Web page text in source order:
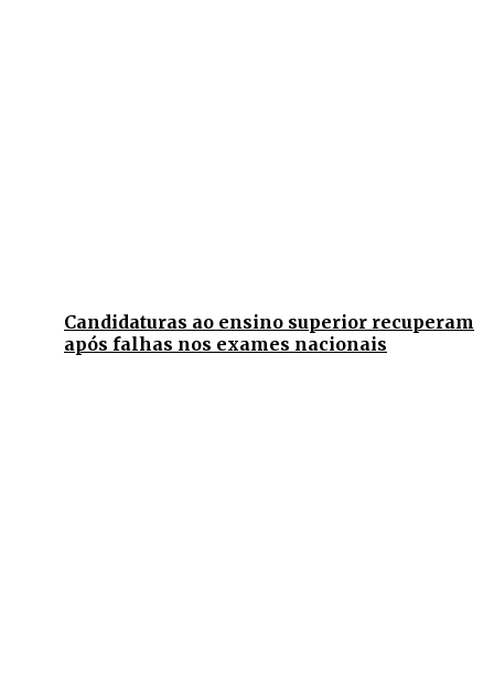
Candidaturas ao ensino superior recuperam
após falhas nos exames nacionais